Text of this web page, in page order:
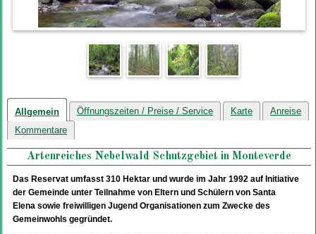
Allgemein Öffnungszeiten / Preise / Service Karte
Anreise
Kommentare
Artenreiches Nebelwald Schutzgebiet in Monteverde
Das Reservat umfasst 310 Hektar und wurde im Jahr 1992 auf Initiative
der Gemeinde unter Teilnahme von Eltern und Schülern von Santa
Elena sowie freiwilligen Jugend Organisationen zum Zwecke des
Gemeinwohls gegründet.